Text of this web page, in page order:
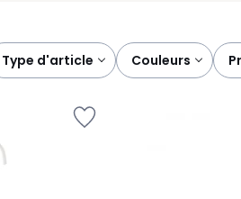
type d'article couleurs